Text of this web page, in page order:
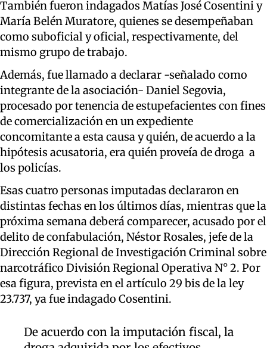
También fueron indagados Matías José Cosentini y
María Belén Muratore, quienes se desempeñaban
como suboficial y oficial, respectivamente, del
mismo grupo de trabajo.
Además, fue llamado a declarar -señalado como
integrante de la asociación- Daniel Segovia,
procesado por tenencia de estupefacientes con fines
de comercialización en un expediente
concomitante a esta causa y quién, de acuerdo a la
hipótesis acusatoria, era quién proveía de droga a
los policías.
Esas cuatro personas imputadas declararon en
distintas fechas en los últimos días, mientras que la
próxima semana deberá comparecer, acusado por el
delito de confabulación, Néstor Rosales, jefe de la
Dirección Regional de Investigación Criminal sobre
narcotráfico División Regional Operativa N° 2. Por
esa figura, prevista en el artículo 29 bis de la ley
23.737, ya fue indagado Cosentini.
De acuerdo con la imputación fiscal, la